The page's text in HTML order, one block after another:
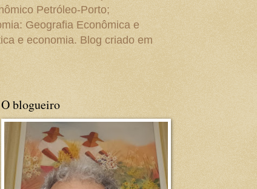
Petróleo-Porto;
Geografia Econômica e
e economia. Blog criado em
O blogueiro